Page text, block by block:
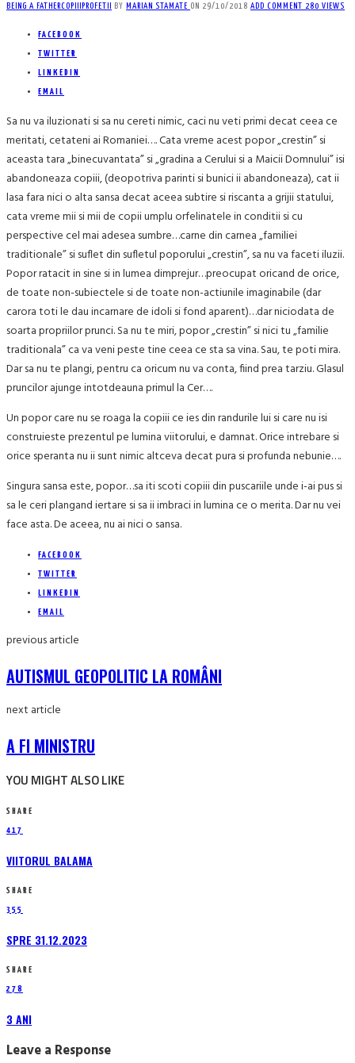
BEING A FATHERCOPIII PROFETII BY MARIAN STAMATE ON 29/10/2018 ADD COMMENT 280 VIEWS
FACEBOOK
TWITTER
LINKEDIN
EMAIL
Sa nu va iluzionati si sa nu cereti nimic, caci nu veti primi decat ceea ce
meritati, cetateni ai Romaniei…. Cata vreme acest popor „crestin” si
aceasta tara „binecuvantata” si „gradina a Cerului si a Maicii Domnului” isi
abandoneaza copiii, (deopotriva parinti si bunici ii abandoneaza), cat ii
lasa fara nici o alta sansa decat aceea subtire si riscanta a grijii statului,
cata vreme mii si mii de copii umplu orfelinatele in conditii si cu
perspective cel mai adesea sumbre…carne din carnea „familiei
traditionale” si suflet din sufletul poporului „crestin”, sa nu va faceti iluzii.
Popor ratacit in sine si in lumea dimprejur…preocupat oricand de orice,
de toate non-subiectele si de toate non-actiunile imaginabile (dar
carora toti le dau incarnare de idoli si fond aparent)…dar niciodata de
soarta propriilor prunci. Sa nu te miri, popor „crestin” si nici tu „familie
traditionala” ca va veni peste tine ceea ce sta sa vina. Sau, te poti mira.
Dar sa nu te plangi, pentru ca oricum nu va conta, fiind prea tarziu. Glasul
pruncilor ajunge intotdeauna primul la Cer….
Un popor care nu se roaga la copiii ce ies din randurile lui si care nu isi
construieste prezentul pe lumina viitorului, e damnat. Orice intrebare si
orice speranta nu ii sunt nimic altceva decat pura si profunda nebunie….
Singura sansa este, popor…sa iti scoti copiii din puscariile unde i-ai pus si
sa le ceri plangand iertare si sa ii imbraci in lumina ce o merita. Dar nu vei
face asta. De aceea, nu ai nici o sansa.
FACEBOOK
TWITTER
LINKEDIN
EMAIL
previous article
AUTISMUL GEOPOLITIC LA ROMÂNI
next article
A FI MINISTRU
YOU MIGHT ALSO LIKE
SHARE
417
VIITORUL BALAMA
SHARE
355
SPRE 31.12.2023
SHARE
278
3 ANI
Leave a Response